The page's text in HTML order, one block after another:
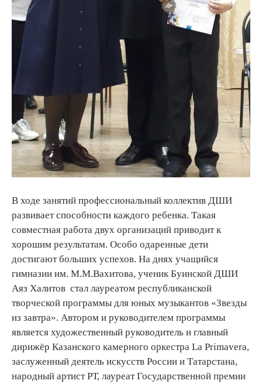
В ходе занятий профессиональный коллектив ДШИ
развивает способности каждого ребенка. Такая
совместная работа двух организаций приводит к
хорошим результатам. Особо одаренные дети
достигают больших успехов. На днях учащийся
гимназии им. М.М.Вахитова, ученик Буинской ДШИ
Аяз Халитов стал лауреатом республиканской
творческой программы для юных музыкантов «Звезды
из завтра». Автором и руководителем программы
является художественный руководитель и главный
дирижёр Казанского камерного оркестра La Primavera,
заслуженный деятель искусств России и Татарстана,
народный артист РТ, лауреат Государственной премии